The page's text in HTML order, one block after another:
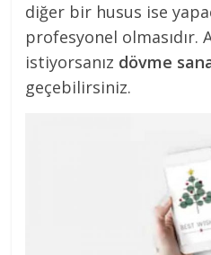
diğer bir husus ise
profesyonel olmasıdır.
istiyorsanız dövme
geçebilirsiniz.